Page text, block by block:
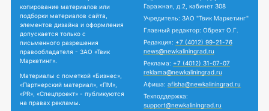
копирование материалов или
подборки материалов сайта,
элементов дизайна и оформления
допускается только с
письменного разрешения
правообладателя - ЗАО «Твик
Маркетинг».
Материалы с пометкой «Бизнес»,
«Партнерский материал», «ПМ»,
«PR», «Спецпроект» - публикуются
на правах рекламы.
Гаражная, д.2, кабинет 308
Учредитель: ЗАО "Твик Маркетинг"
Главный редактор: Обрехт О.Г.
Редакция: +7 (4012) 99-21-76
news@newkaliningrad.ru
Реклама: +7 (4012) 31-07-07
reklama@newkaliningrad.ru
Афиша: afisha@newkaliningrad.ru
Техподдержка:
support@newkaliningrad.ru